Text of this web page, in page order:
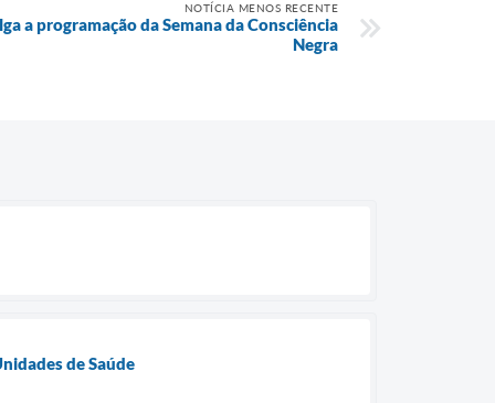
NOTÍCIA MENOS RECENTE
a programação da Semana da Consciência
Negra
de Saúde